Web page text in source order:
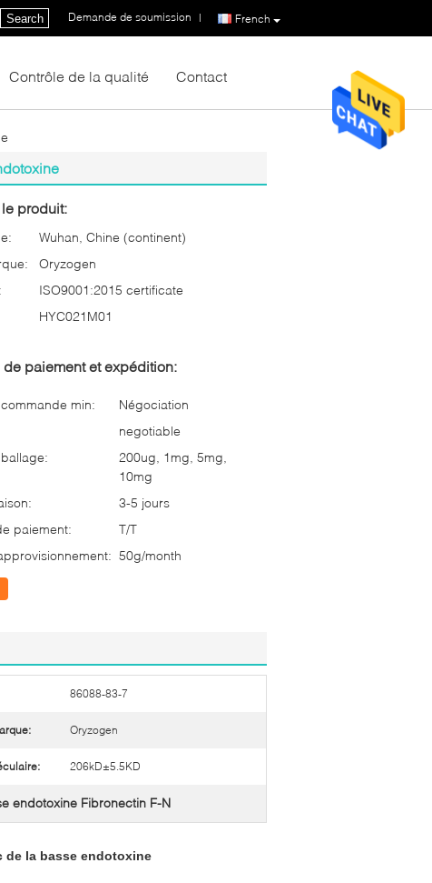
French
Demande de soumission |
Search
Contrôle de la qualité Contact
produit:
Wuhan, Chine (continent)
Oryzogen
ISO9001:2015 certificate
HYC021M01
paiement et expédition:
min:
Négociation
negotiable
200ug, 1mg, 5mg,
10mg
3-5 jours
paiement:
T/T
50g/month
86088-83-7
Oryzogen
206kD±5.5KD
endotoxine Fibronectin F-N
de la basse endotoxine